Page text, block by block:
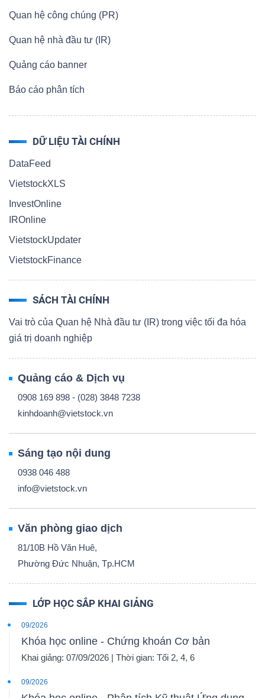
Quan hệ công chúng (PR)
Quan hệ nhà đầu tư (IR)
Quảng cáo banner
Báo cáo phân tích
DỮ LIỆU TÀI CHÍNH
DataFeed
VietstockXLS
InvestOnline
IROnline
VietstockUpdater
VietstockFinance
SÁCH TÀI CHÍNH
Vai trò của Quan hệ Nhà đầu tư (IR) trong việc tối đa hóa
giá trị doanh nghiệp
Quảng cáo & Dịch vụ
0908 169 898 - (028) 3848 7238
kinhdoanh@vietstock.vn
Sáng tạo nội dung
0938 046 488
info@vietstock.vn
Văn phòng giao dịch
81/10B Hồ Văn Huê,
Phường Đức Nhuận, Tp.HCM
LỚP HỌC SẮP KHAI GIẢNG
09/2026
Khóa học online - Chứng khoán Cơ bản
Khai giảng: 07/09/2026 | Thời gian: Tối 2, 4, 6
09/2026